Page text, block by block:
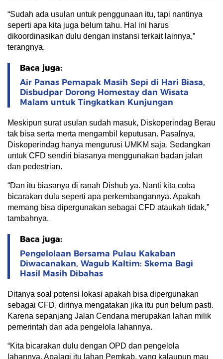
“Sudah ada usulan untuk penggunaan itu, tapi nantinya
seperti apa kita juga belum tahu. Hal ini harus
dikoordinasikan dulu dengan instansi terkait lainnya,”
terangnya.
Baca juga:
Air Panas Pemapak Masih Sepi di Hari Biasa,
Disbudpar Dorong Homestay dan Wisata
Malam untuk Tingkatkan Kunjungan
Meskipun surat usulan sudah masuk, Diskoperindag Berau
tak bisa serta merta mengambil keputusan. Pasalnya,
Diskoperindag hanya mengurusi UMKM saja. Sedangkan
untuk CFD sendiri biasanya menggunakan badan jalan
dan pedestrian.
“Dan itu biasanya di ranah Dishub ya. Nanti kita coba
bicarakan dulu seperti apa perkembangannya. Apakah
memang bisa dipergunakan sebagai CFD ataukah tidak,”
tambahnya.
Baca juga:
Pengelolaan Bersama Pulau Kakaban
Diwacanakan, Wagub Kaltim: Skema Bagi
Hasil Masih Dibahas
Ditanya soal potensi lokasi apakah bisa dipergunakan
sebagai CFD, dirinya mengatakan jika itu pun belum pasti.
Karena sepanjang Jalan Cendana merupakan lahan milik
pemerintah dan ada pengelola lahannya.
“Kita bicarakan dulu dengan OPD dan pengelola
lahannya. Apalagi itu lahan Pemkab, yang kalaupun mau